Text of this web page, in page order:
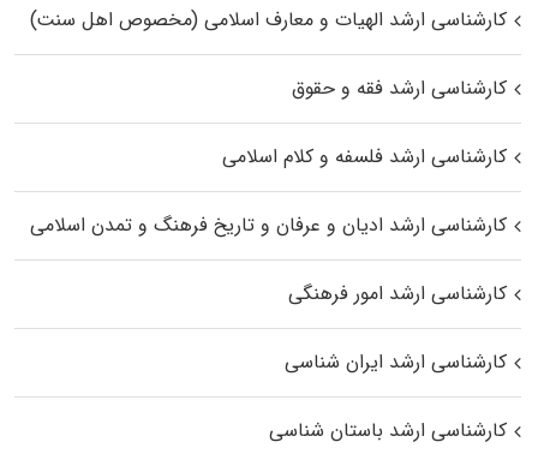
کارشناسی ارشد الهیات و معارف اسلامی (مخصوص اهل سنت)
کارشناسی ارشد فقه و حقوق
کارشناسی ارشد فلسفه و کلام اسلامی
کارشناسی ارشد ادیان و عرفان و تاریخ فرهنگ و تمدن اسلامی
کارشناسی ارشد امور فرهنگی
کارشناسی ارشد ایران شناسی
کارشناسی ارشد باستان شناسی